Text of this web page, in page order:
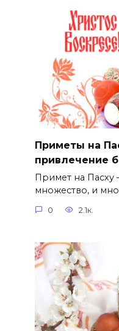
Приметы на
привлечение
Примет на Пасху
множество, и
0 2.1к.